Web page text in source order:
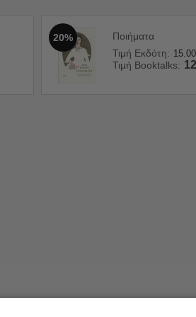
20%
Ποιήματα
Τιμή Εκδότη: 15.00
Τιμή Booktalks: